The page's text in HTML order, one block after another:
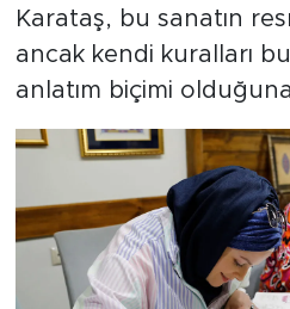
Karataş, bu sanatın
ancak kendi kuralları
anlatım biçimi